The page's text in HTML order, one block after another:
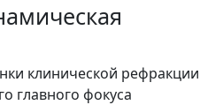
клинической рефракции
главного фокуса